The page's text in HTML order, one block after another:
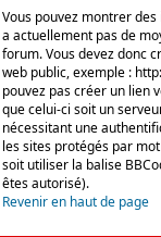
Vous pouvez montrer
a actuellement pas de
forum. Vous devez donc
web public, exemple :
pouvez pas créer un lien
que celui-ci soit un
nécessitant une
les sites protégés par
soit utiliser la balise
êtes autorisé).
Revenir en haut de page